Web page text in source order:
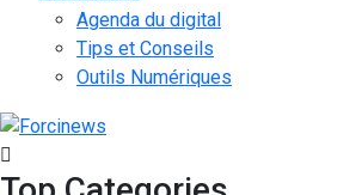
Agenda du digital
Tips et Conseils
Outils Numériques